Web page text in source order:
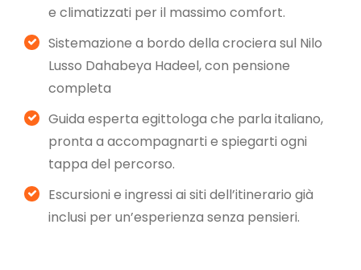
e climatizzati per il massimo comfort.
Sistemazione a bordo della crociera sul Nilo
Lusso Dahabeya Hadeel, con pensione
completa
Guida esperta egittologa che parla italiano,
pronta a accompagnarti e spiegarti ogni
tappa del percorso.
Escursioni e ingressi ai siti dell’itinerario già
inclusi per un’esperienza senza pensieri.